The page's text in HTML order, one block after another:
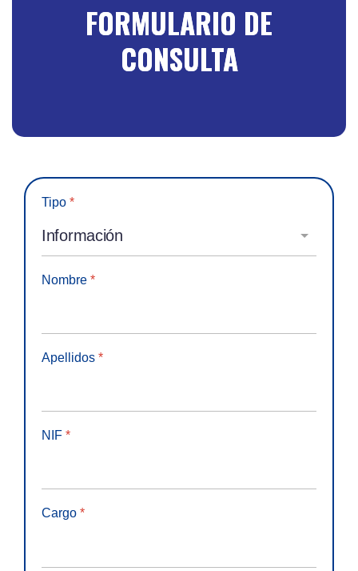
FORMULARIO DE
CONSULTA
Tipo *
Nombre *
Apellidos *
NIF *
Cargo *